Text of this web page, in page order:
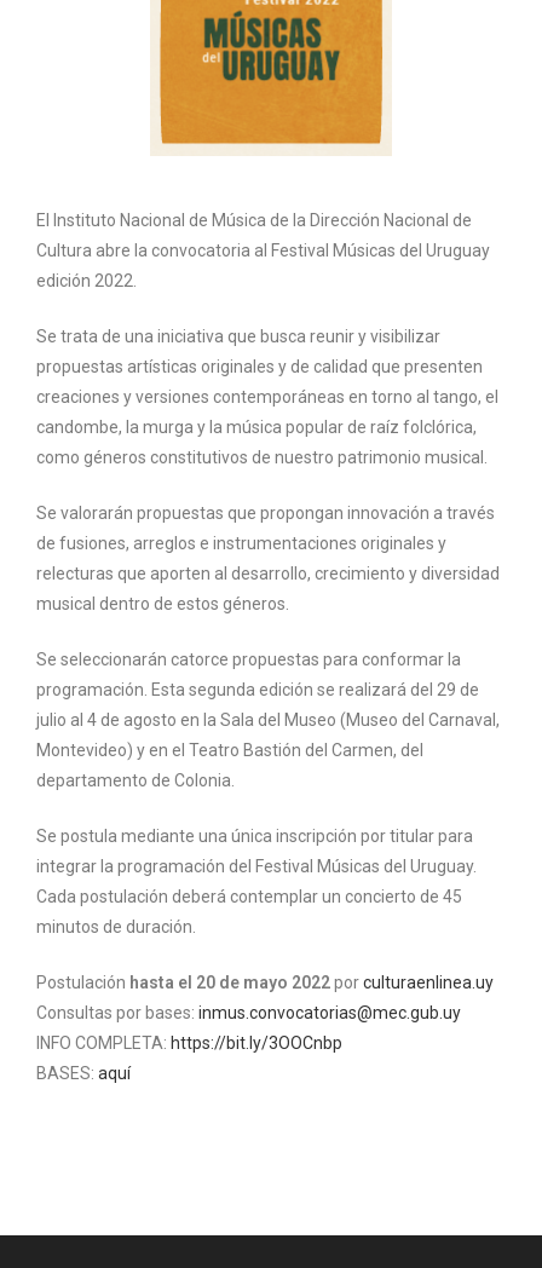
El Instituto Nacional de Música de la Dirección Nacional de
Cultura abre la convocatoria al Festival Músicas del Uruguay
edición 2022.
Se trata de una iniciativa que busca reunir y visibilizar
propuestas artísticas originales y de calidad que presenten
creaciones y versiones contemporáneas en torno al tango, el
candombe, la murga y la música popular de raíz folclórica,
como géneros constitutivos de nuestro patrimonio musical.
Se valorarán propuestas que propongan innovación a través
de fusiones, arreglos e instrumentaciones originales y
relecturas que aporten al desarrollo, crecimiento y diversidad
musical dentro de estos géneros.
Se seleccionarán catorce propuestas para conformar la
programación. Esta segunda edición se realizará del 29 de
julio al 4 de agosto en la Sala del Museo (Museo del Carnaval,
Montevideo) y en el Teatro Bastión del Carmen, del
departamento de Colonia.
Se postula mediante una única inscripción por titular para
integrar la programación del Festival Músicas del Uruguay.
Cada postulación deberá contemplar un concierto de 45
minutos de duración.
Postulación hasta el 20 de mayo 2022porculturaenlinea.uy
Consultas por bases: inmus.convocatorias@mec.gub.uy
INFO COMPLETA: https://bit.ly/3OOCnbp
BASES: aquí